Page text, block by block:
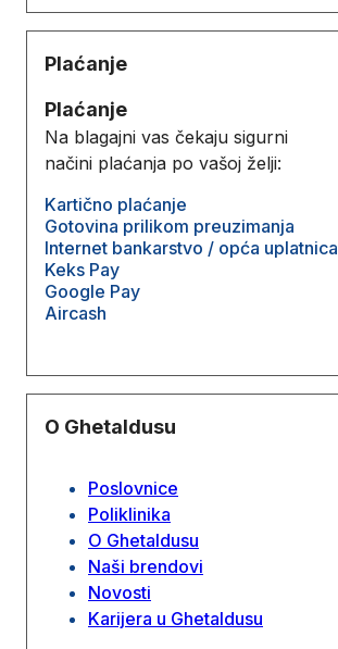
Plaćanje
Plaćanje
Na blagajni vas čekaju sigurni
načini plaćanja po vašoj želji:
Kartično plaćanje
Gotovina prilikom preuzimanja
Internet bankarstvo / opća uplatnica
Keks Pay
Google Pay
Aircash
O Ghetaldusu
Poslovnice
Poliklinika
O Ghetaldusu
Naši brendovi
Novosti
Karijera u Ghetaldusu